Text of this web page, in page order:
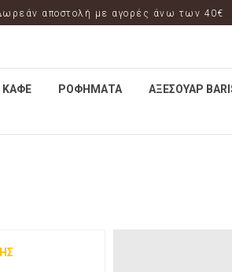
αποστολή με αγορές άνω των 40€
ΚΑΦΈ ΡΟΦΉΜΑΤΑ ΑΞΕΣΟΥΆΡ